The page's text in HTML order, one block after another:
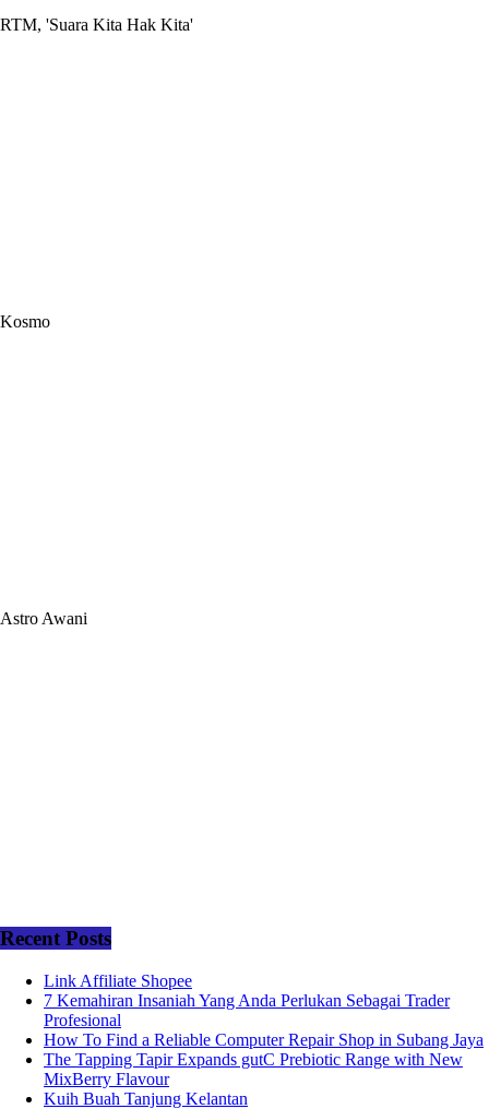
RTM, 'Suara Kita Hak Kita'
Kosmo
Astro Awani
Recent Posts
Link Affiliate Shopee
7 Kemahiran Insaniah Yang Anda Perlukan Sebagai Trader
Profesional
How To Find a Reliable Computer Repair Shop in Subang Jaya
The Tapping Tapir Expands gutC Prebiotic Range with New
MixBerry Flavour
Kuih Buah Tanjung Kelantan